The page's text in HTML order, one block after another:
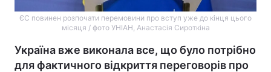
ЄС повинен розпочати перемовини про вступ уже до кінця цього
місяця / фото УНІАН, Анастасія Сироткіна
Україна вже виконала все, що було потрібно
для фактичного відкриття переговорів про